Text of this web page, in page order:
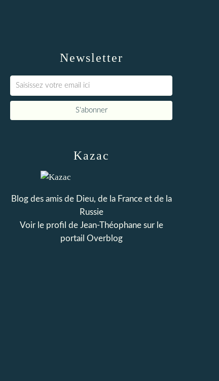
Newsletter
Kazac
Blog des amis de Dieu, de la France et de la
Russie
Voir le profil de Jean-Théophanesur le
portail Overblog